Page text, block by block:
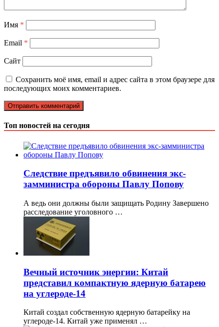
Имя *
Email *
Сайт
Сохранить моё имя, email и адрес сайта в этом браузере для
последующих моих комментариев.
Топ новостей на сегодня
Следствие предъявило обвинения экс-
замминистра обороны Павлу Попову
А ведь они должны были защищать Родину Завершено
расследование уголовного …
Вечный источник энергии: Китай
представил компактную ядерную батарею
на углероде-14
Китай создал собственную ядерную батарейку на
углероде-14. Китай уже применял …